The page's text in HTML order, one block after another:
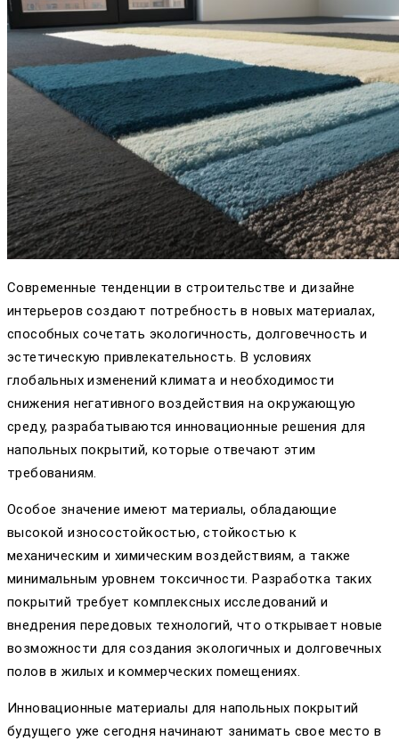
Современные тенденции в строительстве и дизайне
интерьеров создают потребность в новых материалах,
способных сочетать экологичность, долговечность и
эстетическую привлекательность. В условиях
глобальных изменений климата и необходимости
снижения негативного воздействия на окружающую
среду, разрабатываются инновационные решения для
напольных покрытий, которые отвечают этим
требованиям.
Особое значение имеют материалы, обладающие
высокой износостойкостью, стойкостью к
механическим и химическим воздействиям, а также
минимальным уровнем токсичности. Разработка таких
покрытий требует комплексных исследований и
внедрения передовых технологий, что открывает новые
возможности для создания экологичных и долговечных
полов в жилых и коммерческих помещениях.
Инновационные материалы для напольных покрытий
будущего уже сегодня начинают занимать свое место в